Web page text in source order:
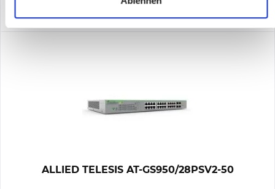
ALLIED TELESIS AT-GS950/28PSV2-50